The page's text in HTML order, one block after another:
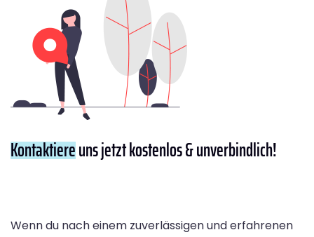
Kontaktiereuns jetzt kostenlos & unverbindlich!
Wenn du nach einem zuverlässigen und erfahrenen